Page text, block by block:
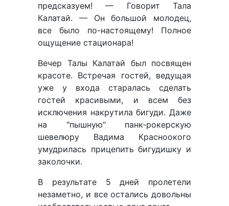
предсказуем! — Говорит Тала
Калатай. — Он большой молодец,
все было по-настоящему! Полное
ощущение стационара!
Вечер Талы Калатай был посвящен
красоте. Встречая гостей, ведущая
уже у входа старалась сделать
гостей красивыми, и всем без
исключения накрутила бигуди. Даже
на "пышную" панк-рокерскую
шевелюру Вадима Красноокого
умудрилась прицепить бигудишку и
заколочки.
В результате 5 дней пролетели
незаметно, и все остались довольны